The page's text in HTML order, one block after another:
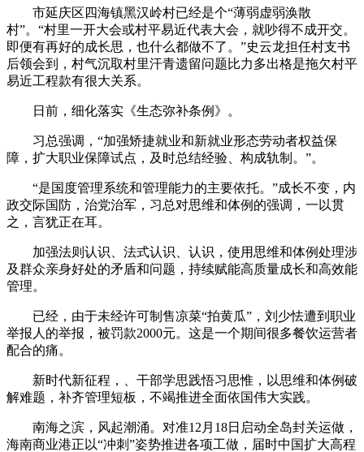
市延庆区四海镇黑汉岭村已经是个“薄弱虚弱涣散
村”。“村里一开大会或村平易近代表大会，就吵得不成开交。
即便有再好的成长思，也什么都做不了。”史云龙担任村支书
后领会到，村气沉取村里汗青遗留问题比力多出格是拖欠村平
易近工程款有很大关系。
日前，细化落实《生态弥补条例》。
习总强调，“加强矫捷就业和新就业形态劳动者权益保
障，扩大职业保障试点，及时总结经验、构成轨制。”。
“是国度管理系统和管理能力的主要依托。”成长不变，内
政交际国防，治党治军，习总对思维和体例的强调，一以贯
之，言犹正在耳。
加强法则认识、法式认识、认识，使用思维和体例处理涉
及群众亲身好处的矛盾和问题，持续赋能高质量成长和高效能
管理。
已经，由于未经许可制售凉菜“拍黄瓜”，刘少怯遭到职业
举报人的举报，被罚款2000元。这是一个期间很多餐饮运营者
配合的痛。
新时代新征程，、干部学思践悟习思惟，以思维和体例破
解难题，补齐管理短板，不竭推进全面依国伟大实践。
南海之滨，风起潮涌。对准12月18日启动全岛封关运做，
海南商业港正以“冲刺”姿势推进各项工做，届时中国扩大高程